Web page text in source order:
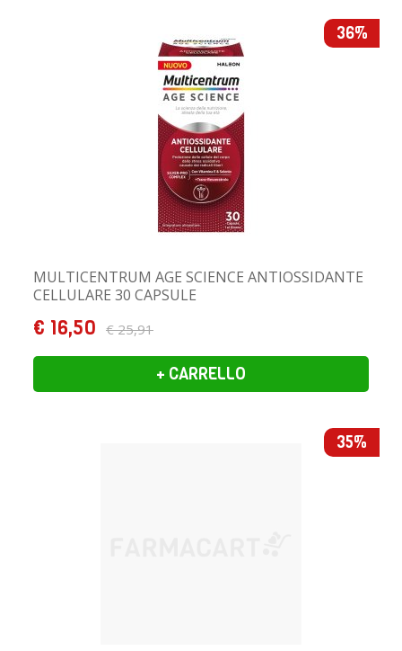
36%
MULTICENTRUM AGE SCIENCE ANTIOSSIDANTE
CELLULARE 30 CAPSULE
€ 16,50 € 25,91
+ CARRELLO
35%